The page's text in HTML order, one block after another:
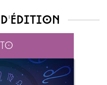
d'édition